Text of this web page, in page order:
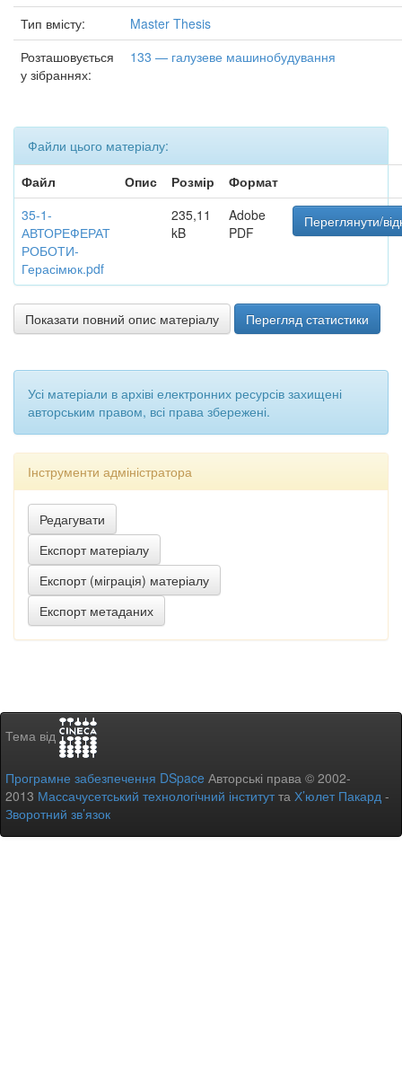
Тип вмісту:
Master Thesis
Розташовується
у зібраннях:
133 — галузеве машинобудування
Файли цього матеріалу:
Файл
Опис Розмір
Формат
35-1-
АВТОРЕФЕРАТ
РОБОТИ-
Герасімюк.pdf
235,11
kB
Adobe
PDF
Переглянути/
Показати повний опис матеріалу Перегляд статистики
Усі матеріали в архіві електронних ресурсів захищені
авторським правом, всі права збережені.
Інструменти адміністратора
Тема від
Програмне забезпечення DSpace Авторські права © 2002-
2013 Массачусетський технологічний інститутта Х’юлет Пакард -
Зворотний зв’язок